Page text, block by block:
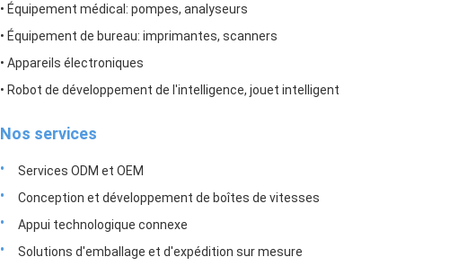
• Équipement médical: pompes, analyseurs
• Équipement de bureau: imprimantes, scanners
• Appareils électroniques
• Robot de développement de l'intelligence, jouet intelligent
Nos services
Services ODM et OEM
Conception et développement de boîtes de vitesses
Appui technologique connexe
Solutions d'emballage et d'expédition sur mesure